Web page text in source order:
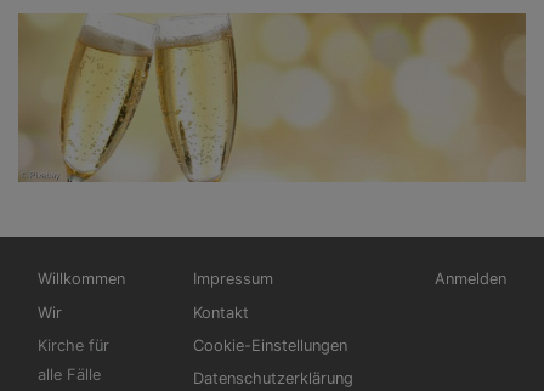
Hauptnavigation
Willkommen
Wir
Kirche für
alle Fälle
Fußbereichsmenü
Impressum
Kontakt
Cookie-Einstellungen
Datenschutzerklärung
Anmelden